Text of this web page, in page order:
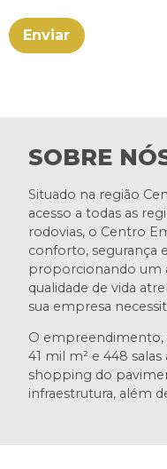
SOBRE
Situado na região
acesso a todas as
rodovias, o Centro
conforto, segurança
proporcionando um
qualidade de vida
sua empresa
O empreendimento,
41 mil m² e 448
shopping do
infraestrutura, além